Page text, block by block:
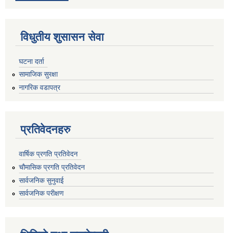
विधुतीय शुसासन सेवा
घटना दर्ता
सामाजिक सुरक्षा
नागरिक वडापत्र
प्रतिवेदनहरु
वार्षिक प्रगति प्रतिवेदन
चौमासिक प्रगति प्रतिवेदन
सार्वजनिक सुनुवाई
सार्वजनिक परीक्षण